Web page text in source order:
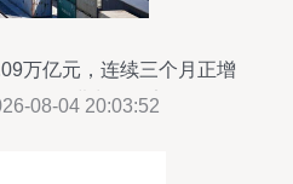
万亿元，连续三个月正增
理货物进出口稳定
08-04 20:03:52